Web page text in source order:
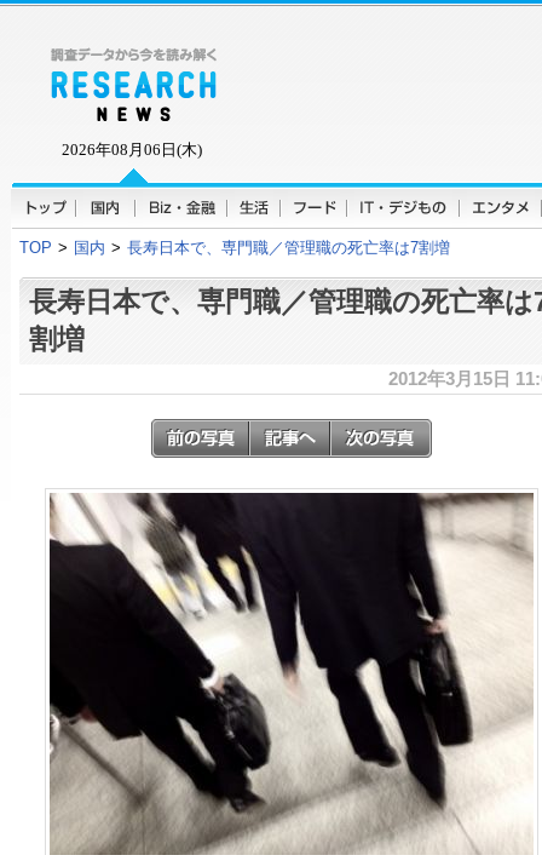
2026年08月06日(木)
TOP > 国内 > 長寿日本で、専門職／管理職の死亡率は7割増
長寿日本で、専門職／管理職の死亡率は
割増
2012年3月15日